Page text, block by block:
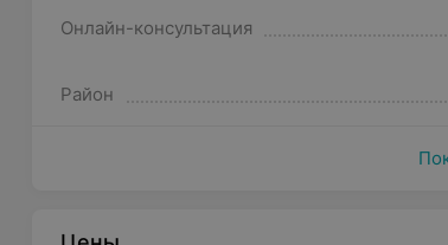
Онлайн-консультация
Район